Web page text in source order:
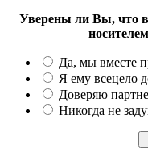
Уверены ли Вы, что
Да, мы вместе
Я ему всецело
Доверяю
Никогда не